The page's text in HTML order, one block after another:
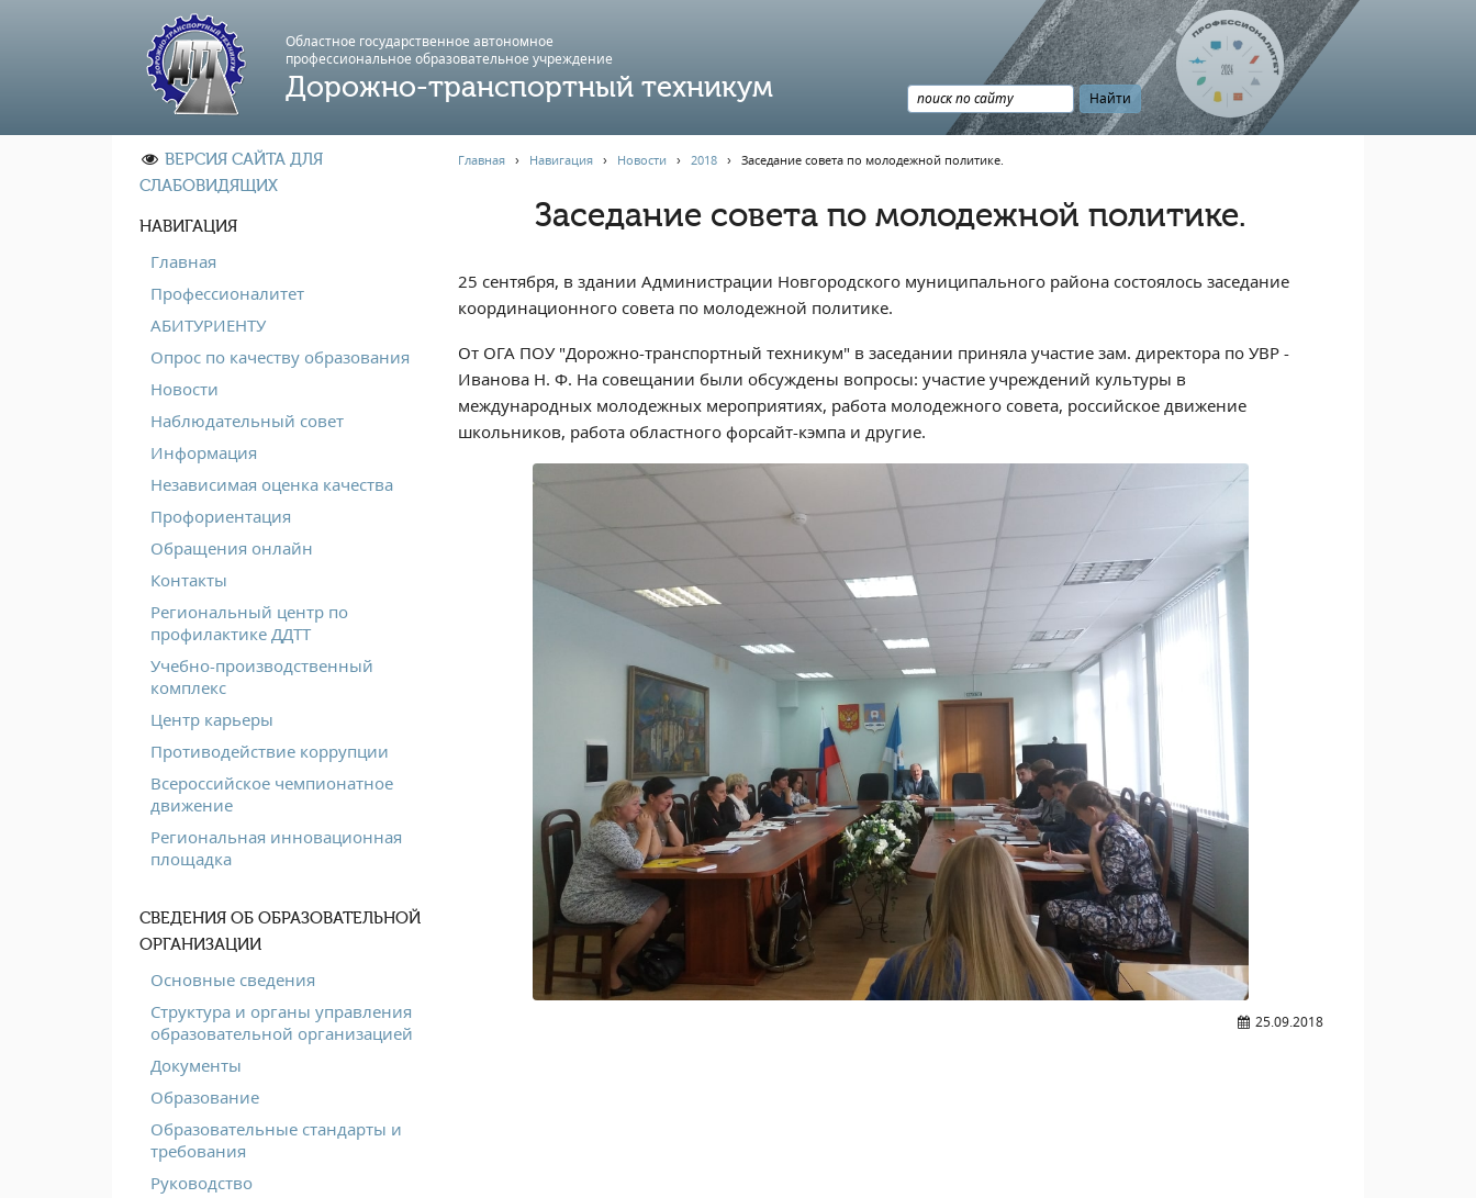
Областное государственное автономное
профессиональноe образовательное учреждение
Дорожно-транспортный техникум
ВЕРСИЯ САЙТА ДЛЯ
СЛАБОВИДЯЩИХ
НАВИГАЦИЯ
Главная
Профессионалитет
АБИТУРИЕНТУ
Опрос по качеству образования
Новости
Наблюдательный совет
Информация
Независимая оценка качества
Профориентация
Обращения онлайн
Контакты
Региональный центр по
профилактике ДДТТ
Учебно-производственный
комплекс
Центр карьеры
Противодействие коррупции
Всероссийское чемпионатное
движение
Региональная инновационная
площадка
СВЕДЕНИЯ ОБ ОБРАЗОВАТЕЛЬНОЙ
ОРГАНИЗАЦИИ
Основные сведения
Структура и органы управления
образовательной организацией
Документы
Образование
Образовательные стандарты и
требования
Руководство
Главная› Навигация› Новости › 2018› Заседание совета по молодежной политике.
Заседание совета по молодежной политике.
25 сентября, в здании Администрации Новгородского муниципального района состоялось заседание
координационного совета по молодежной политике.
От ОГА ПОУ "Дорожно-транспортный техникум" в заседании приняла участие зам. директора по УВР -
Иванова Н. Ф. На совещании были обсуждены вопросы: участие учреждений культуры в
международных молодежных мероприятиях, работа молодежного совета, российское движение
школьников, работа областного форсайт-кэмпа и другие.
25.09.2018